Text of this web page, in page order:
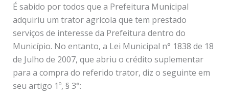
É sabido por todos que a Prefeitura Municipal
adquiriu um trator agrícola que tem prestado
serviços de interesse da Prefeitura dentro do
Município. No entanto, a Lei Municipal n° 1838 de 18
de Julho de 2007, que abriu o crédito suplementar
para a compra do referido trator, diz o seguinte em
seu artigo 1º, § 3°: